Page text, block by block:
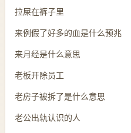
拉屎在裤子里
来例假了好多的血是什么预兆
来月经是什么意思
老板开除员工
老房子被拆了是什么意思
老公出轨认识的人